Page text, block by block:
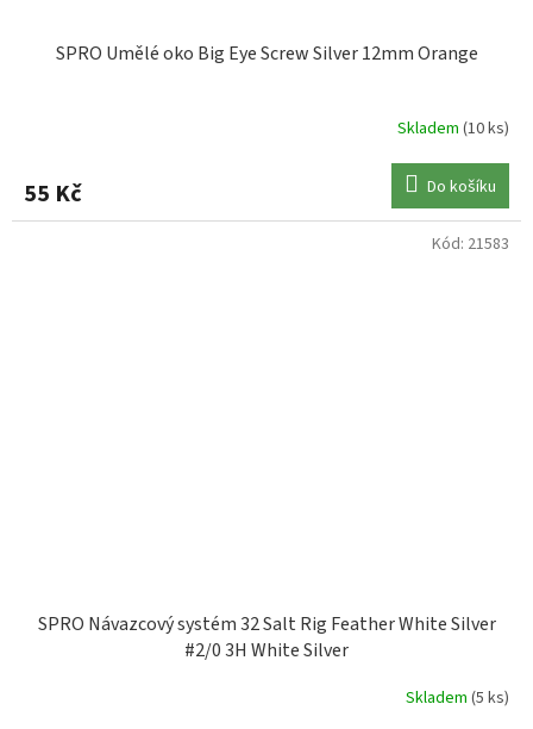
SPRO Umělé oko Big Eye Screw Silver 12mm Orange
Skladem (10 ks)
55 Kč Do košíku
SPRO Návazcový systém 32 Salt Rig Feather White Silver
#2/0 3H White Silver
Skladem (5 ks)
Kód: 21583